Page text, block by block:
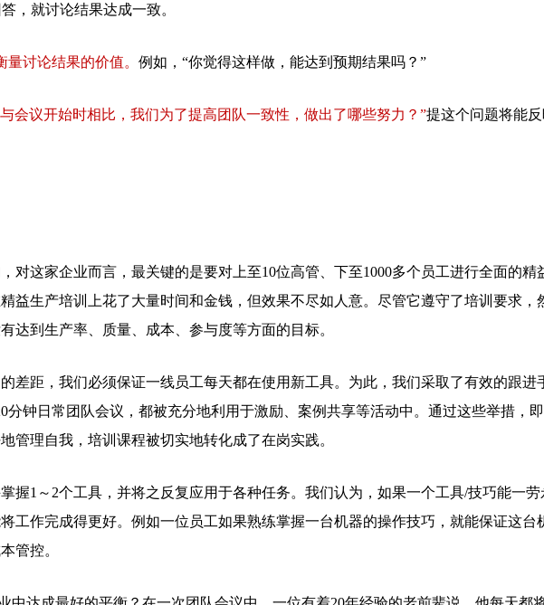
，就讨论结果达成一致。
讨论结果的价值。 例如，“你觉得这样做，能达到预期结果吗？”
会议开始时相比，我们为了提高团队一致性，做出了哪些努力？”提这个问题将能
对这家企业而言，最关键的是要对上至10位高管、下至1000多个员工进行全面的精
益生产培训上花了大量时间和金钱，但效果不尽如人意。尽管它遵守了培训要求，
达到生产率、质量、成本、参与度等方面的目标。
差距，我们必须保证一线员工每天都在使用新工具。为此，我们采取了有效的跟进
钟日常团队会议，都被充分地利用于激励、案例共享等活动中。通过这些举措，
管理自我，培训课程被切实地转化成了在岗实践。
握1～2个工具，并将之反复应用于各种任务。我们认为，如果一个工具/技巧能一劳
工作完成得更好。例如一位员工如果熟练掌握一台机器的操作技巧，就能保证这台
管控。